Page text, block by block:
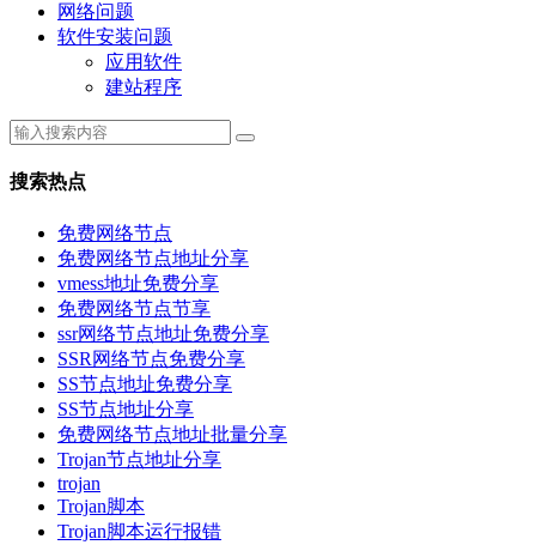
网络问题
软件安装问题
应用软件
建站程序
搜索热点
免费网络节点
免费网络节点地址分享
vmess地址免费分享
免费网络节点节享
ssr网络节点地址免费分享
SSR网络节点免费分享
SS节点地址免费分享
SS节点地址分享
免费网络节点地址批量分享
Trojan节点地址分享
trojan
Trojan脚本
Trojan脚本运行报错